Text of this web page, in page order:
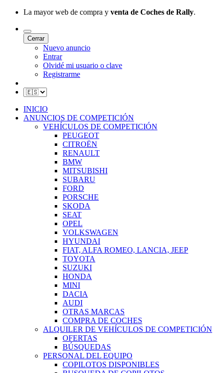
La mayor web de compra y venta de Coches de Rally.
Cerrar
Nuevo anuncio
Entrar
Olvidé mi usuario o clave
Registrarme
INICIO
ANUNCIOS DE COMPETICIÓN
VEHÍCULOS DE COMPETICIÓN
PEUGEOT
CITROËN
RENAULT
BMW
MITSUBISHI
SUBARU
FORD
PORSCHE
SKODA
SEAT
OPEL
VOLKSWAGEN
HYUNDAI
FIAT, ALFA ROMEO, LANCIA, JEEP
TOYOTA
SUZUKI
HONDA
MINI
DACIA
AUDI
OTRAS MARCAS
COMPRA DE COCHES
ALQUILER DE VEHÍCULOS DE COMPETICIÓN
OFERTAS
BÚSQUEDAS
PERSONAL DEL EQUIPO
COPILOTOS DISPONIBLES